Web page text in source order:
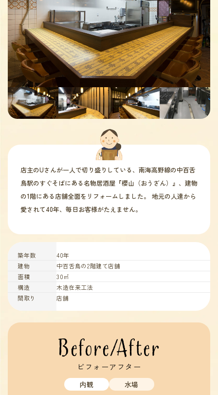
店主のUさんが一人で切り盛りしている、南海高野線の中百舌
鳥駅のすぐそばにある名物居酒屋『櫻山（おうざん）』、建物
の1階にある店舗全面をリフォームしました。 地元の人達から
愛されて40年、毎日お客様がたえません。
築年数
40年
建物
中百舌鳥の2階建て店舗
面積
30㎡
構造
木造在来工法
間取り
店舗
Before/After
ビフォーアフター
内観 水場